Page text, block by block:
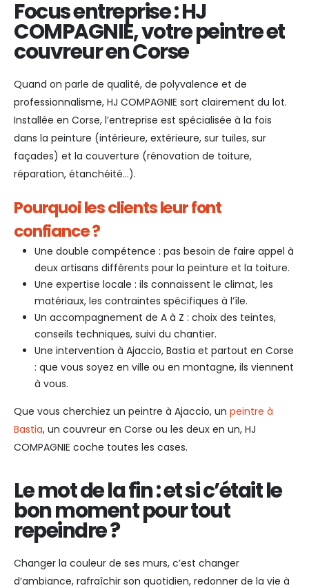
Focus entreprise : HJ
COMPAGNIE, votre peintre et
couvreur en Corse
Quand on parle de qualité, de polyvalence et de
professionnalisme, HJ COMPAGNIE sort clairement du lot.
Installée en Corse, l’entreprise est spécialisée à la fois
dans la peinture (intérieure, extérieure, sur tuiles, sur
façades) et la couverture (rénovation de toiture,
réparation, étanchéité…).
Pourquoi les clients leur font
confiance ?
Une double compétence : pas besoin de faire appel à
deux artisans différents pour la peinture et la toiture.
Une expertise locale : ils connaissent le climat, les
matériaux, les contraintes spécifiques à l’île.
Un accompagnement de A à Z : choix des teintes,
conseils techniques, suivi du chantier.
Une intervention à Ajaccio, Bastia et partout en Corse
: que vous soyez en ville ou en montagne, ils viennent
à vous.
Que vous cherchiez un peintre à Ajaccio, un peintre à
Bastia, un couvreur en Corse ou les deux en un, HJ
COMPAGNIE coche toutes les cases.
Le mot de la fin : et si c’était le
bon moment pour tout
repeindre ?
Changer la couleur de ses murs, c’est changer
d’ambiance, rafraîchir son quotidien, redonner de la vie à